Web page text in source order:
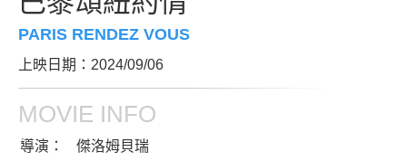
PARIS RENDEZ VOUS
上映日期：2024/09/06
MOVIE INFO
導演：
傑洛姆貝瑞